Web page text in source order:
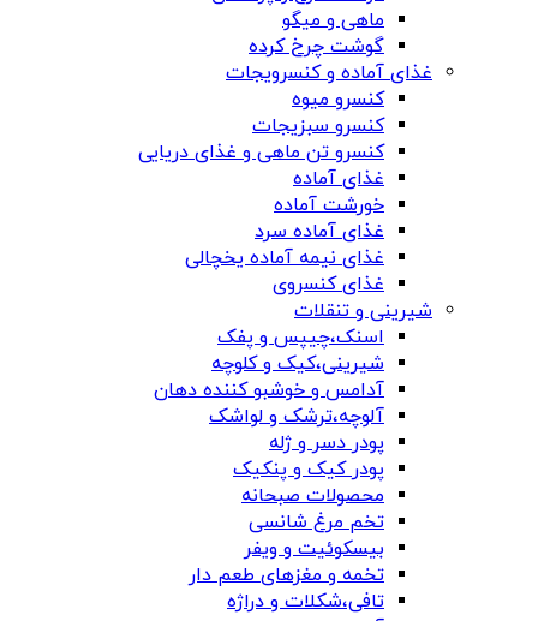
ماهی و میگو
گوشت چرخ کرده
غذای آماده و کنسرویجات
کنسرو میوه
کنسرو سبزیجات
کنسرو تن ماهی و غذای دریایی
غذای آماده
خورشت آماده
غذای آماده سرد
غذای نیمه آماده یخچالی
غذای کنسروی
شیرینی و تنقلات
اسنک،چیپس و پفک
شیرینی،کیک و کلوچه
آدامس و خوشبو کننده دهان
آلوچه،ترشک و لواشک
پودر دسر و ژله
پودر کیک و پنکیک
محصولات صبحانه
تخم مرغ شانسی
بیسکوئیت و ویفر
تخمه و مغزهای طعم دار
تافی،شکلات و دراژه